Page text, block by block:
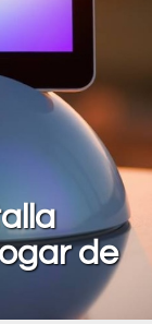
de